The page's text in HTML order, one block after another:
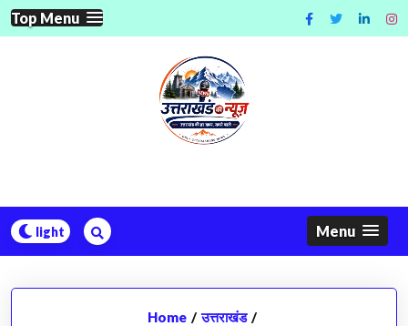
Skip
to
Top Menu
Menu
Home / उत्तराखंड /